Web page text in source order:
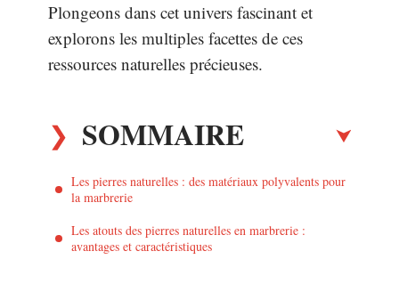
Plongeons dans cet univers fascinant et
explorons les multiples facettes de ces
ressources naturelles précieuses.
SOMMAIRE
Les pierres naturelles : des matériaux polyvalents pour
la marbrerie
Les atouts des pierres naturelles en marbrerie :
avantages et caractéristiques